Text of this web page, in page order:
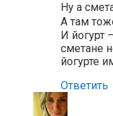
Ну а
А там
И йогурт
сметане
йогурте
Ответить